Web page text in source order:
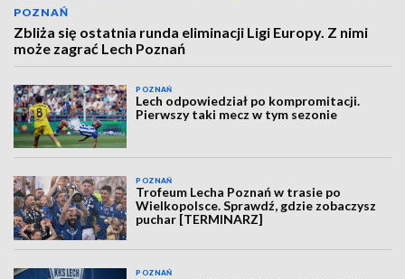
POZNAŃ
Zbliża się ostatnia runda eliminacji Ligi Europy. Z nimi
może zagrać Lech Poznań
POZNAŃ
Lech odpowiedział po kompromitacji.
Pierwszy taki mecz w tym sezonie
POZNAŃ
Trofeum Lecha Poznań w trasie po
Wielkopolsce. Sprawdź, gdzie zobaczysz
puchar [TERMINARZ]
POZNAŃ